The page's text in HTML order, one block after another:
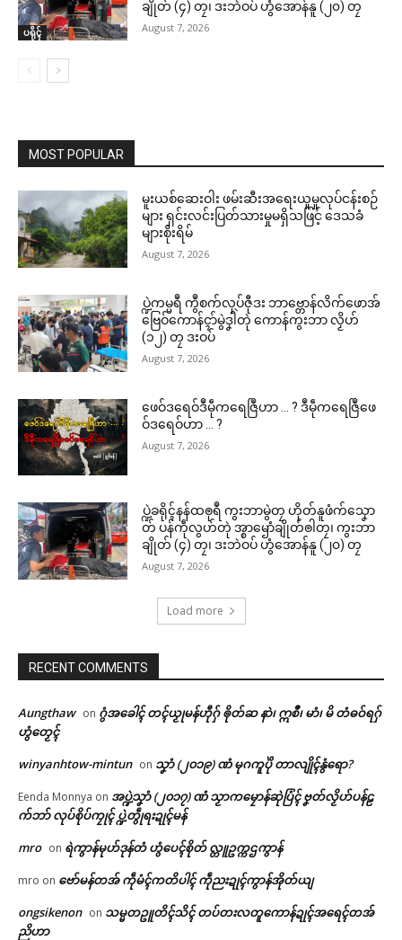
ဌာန်ပရိုၚ်ဗၠးၜးမန်
ရုဲစှ်
Related
ဂကောံရီုဗၚ်မၞိဟ်ဒေသမန်တံ
ပရိုၚ်
ချိုတ် (၄) တၠ၊ ဒးဘဲဝပ် ဟွံအောန်နူ (၂၀) တၠ
August 7, 2026
MOST POPULAR
မူးယစ်ဆေးဝါး ဖမ်းဆီးအရေးယူမှုလုပ်ငန်းစဉ်
များ ရှင်းလင်းပြတ်သားမှုမရှိသဖြင့် ဒေသခံ
များစိုးရိမ်
August 7, 2026
ပ္ဍဲကမ္မရဳ ကွဳစက်လုပ်ဇီုဒး ဘာဗ္တောန်လိက်ဖောအ်
ဗြေဝ်ကောန်ၚာ်မွဲဒၞါဲတုဲ ကောန်ကွးဘာ လၟိဟ်
(၁၂) တၠ ဒးဝပ်
August 7, 2026
ဖေဝ်ဒရေဝ်ဒဳမဵုကရေဇြဳဟာ … ? ဒဳမဵုကရေဇြဳဖေ
ဝ်ဒရေဝ်ဟာ … ?
August 7, 2026
ပ္ဍဲခရိုၚ်နန်ထၜုရဳ ကွးဘာမွဲတၠ ဟိုတ်နူဖံက်သၞော
တ် ပန်ကဵုလွဟ်တုဲ အ္စာၝောံချိုတ်ၜါတၠ၊ ကွးဘာ
ချိုတ် (၄) တၠ၊ ဒးဘဲဝပ် ဟွံအောန်နူ (၂၀) တၠ
August 7, 2026
Load more
RECENT COMMENTS
Aungthaw on ဂွံအခေါၚ် တၚ်ယၟုမန်ဟီုဂှ် ၜိုတ်ဆ နာဲ၊ ဣစဳ၊ မာံ၊ မိ တံဓဝ်ရဂှ်
ဟွံတၟေၚ်
winyanhtow-mintun on သၞာံ (၂၀၁၉) ဏံ မုဂကူပိုဲ တာလျိုၚ်နွံရော?
Eenda Monnya on အပ္ဍဲသၞာံ (၂၀၁၇) ဏံ သၟာကမၠောန်ဆုဲပြံၚ် ဗၞတ်လၟိဟ်ပန်ဠ
က်ဘာ် လုပ်စိုပ်ကၠုၚ် ပ္ဍဲတွဵုရးဍုၚ်မန်
mro on ရဲကွာန်မုဟ်ဒုန်တံ ဟွံပေၚ်စိုတ် လ္တူဥက္ကဌကွာန်
mro on ဗော်မန်တအ် ကဵုမံၚ်ကတိပါၚ် ကဵုညးဍုၚ်ကွာန်အိုတ်ယျ
ongsikenon on သမ္မတဥူတိၚ်သိၚ် တပ်တးလတူကောန်ဍုၚ်အရေၚ်တအ်
ညိဟာ